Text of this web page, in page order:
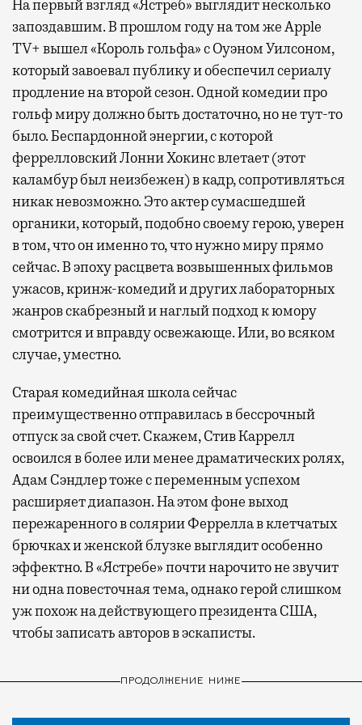
На первый взгляд «Ястреб» выглядит несколько
запоздавшим. В прошлом году на том же Apple
TV+ вышел «Король гольфа» с Оуэном Уилсоном,
который завоевал публику и обеспечил сериалу
продление на второй сезон. Одной комедии про
гольф миру должно быть достаточно, но не тут-то
было. Беспардонной энергии, с которой
феррелловский Лонни Хокинс влетает (этот
каламбур был неизбежен) в кадр, сопротивляться
никак невозможно. Это актер сумасшедшей
органики, который, подобно своему герою, уверен
в том, что он именно то, что нужно миру прямо
сейчас. В эпоху расцвета возвышенных фильмов
ужасов, кринж-комедий и других лабораторных
жанров скабрезный и наглый подход к юмору
смотрится и вправду освежающе. Или, во всяком
случае, уместно.
Старая комедийная школа сейчас
преимущественно отправилась в бессрочный
отпуск за свой счет. Скажем, Стив Каррелл
освоился в более или менее драматических ролях,
Адам Сэндлер тоже с переменным успехом
расширяет диапазон. На этом фоне выход
пережаренного в солярии Феррелла в клетчатых
брючках и женской блузке выглядит особенно
эффектно. В «Ястребе» почти нарочито не звучит
ни одна повесточная тема, однако герой слишком
уж похож на действующего президента США,
чтобы записать авторов в эскаписты.
ПРОДОЛЖЕНИЕ НИЖЕ